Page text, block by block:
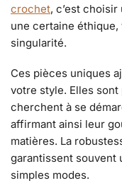
crochet, c’est
une certaine éthique,
singularité.
Ces pièces uniques
votre style. Elles
cherchent à se
affirmant ainsi leur
matières. La
garantissent souvent
simples modes.